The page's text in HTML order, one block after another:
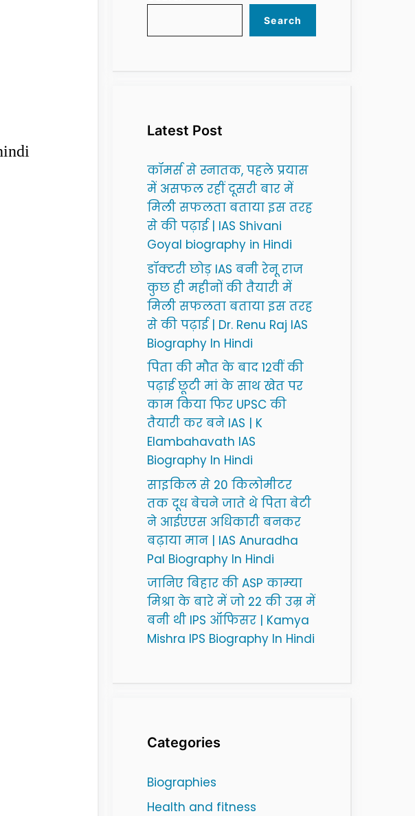
Search
Latest Post
कॉमर्स से स्नातक, पहले प्रयास
में असफल रहीं दूसरी बार में
मिली सफलता बताया इस तरह
से की पढ़ाई | IAS Shivani
Goyal biography in Hindi
डॉक्टरी छोड़ IAS बनी रेनू राज
कुछ ही महीनों की तैयारी में
मिली सफलता बताया इस तरह
से की पढ़ाई | Dr. Renu Raj IAS
Biography In Hindi
पिता की मौत के बाद 12वीं की
पढ़ाई छूटी मां के साथ खेत पर
काम किया फिर UPSC की
तैयारी कर बने IAS | K
Elambahavath IAS
Biography In Hindi
साइकिल से 20 किलोमीटर
तक दूध बेचने जाते थे पिता बेटी
ने आईएएस अधिकारी बनकर
बढ़ाया मान | IAS Anuradha
Pal Biography In Hindi
जानिए बिहार की ASP काम्या
मिश्रा के बारे में जो 22 की उम्र में
बनी थी IPS ऑफिसर | Kamya
Mishra IPS Biography In Hindi
Categories
Biographies
Health and fitness